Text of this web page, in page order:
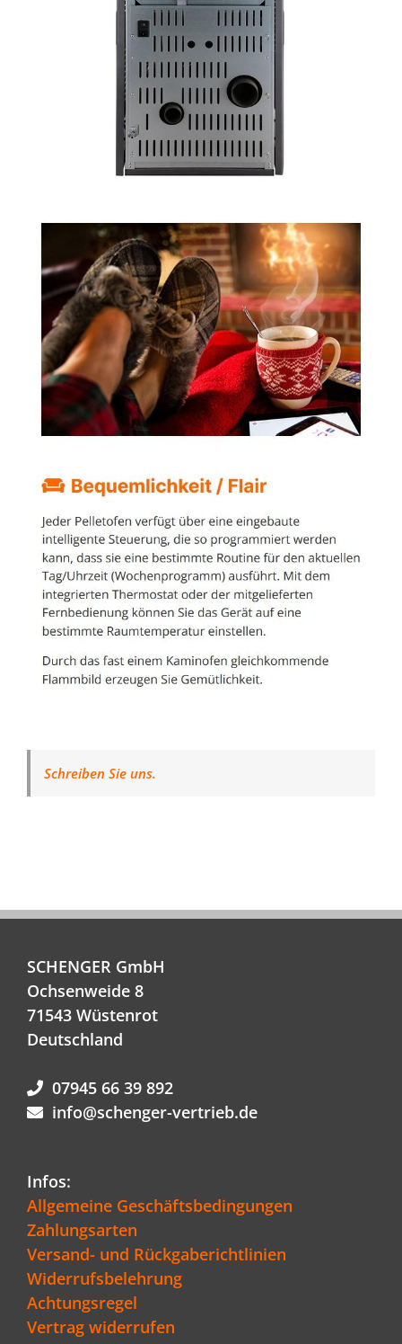
Schreiben Sie uns.
SCHENGER GmbH
Ochsenweide 8
71543 Wüstenrot
Deutschland
07945 66 39 892
info@schenger-vertrieb.de
Infos:
Allgemeine Geschäftsbedingungen
Zahlungsarten
Versand- und Rückgaberichtlinien
Widerrufsbelehrung
Achtungsregel
Vertrag widerrufen